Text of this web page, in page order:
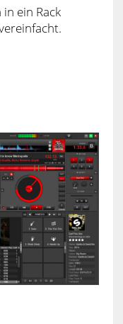
ein Rack